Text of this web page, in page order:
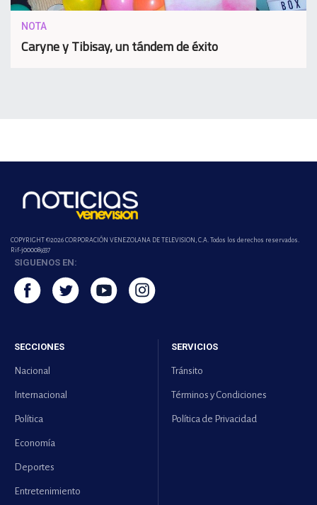
NOTA
Caryne y Tibisay, un tándem de éxito
COPYRIGHT ©2026 CORPORACIÓN VENEZOLANA DE TELEVISION, C.A. Todos los derechos reservados.
Rif-j000089337
SIGUENOS EN:
SECCIONES
Nacional
Internacional
Política
Economía
Deportes
Entretenimiento
SERVICIOS
Tránsito
Términos y Condiciones
Política de Privacidad